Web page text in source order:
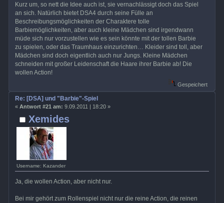
Kurz um, so nett die Idee auch ist, sie vernachlässigt doch das Spiel
an sich. Natürlich bietet DSA4 durch seine Fülle an
Beschreibungsmöglichkeiten der Charaktere tolle
Barbiemöglichkeiten, aber auch kleine Mädchen sind irgendwann
müde sich nur vorzustellen wie es sein könnte mit der tollen Barbie
zu spielen, oder das Traumhaus einzurichten… Kleider sind toll, aber
Mädchen sind doch eigentlich auch nur Jungs. Kleine Mädchen
schneiden mit großer Leidenschaft die Haare ihrer Barbie ab! Die
wollen Action!
Gespeichert
Xemides
Username: Kazander
Re: [DSA] und "Barbie"-Spiel
« Antwort #21 am: 9.09.2011 | 18:20 »
Ja, die wollen Action, aber nicht nur.
Bei mir gehört zum Rollenspiel nicht nur die reine Action, die reinen